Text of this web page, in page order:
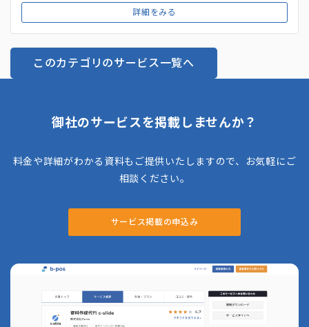
詳細をみる
このカテゴリのサービス一覧へ
御社のサービスを掲載しませんか？
料金や詳細がわかる資料もご提供いたしますので、お気軽にご
相談ください。
サービス掲載の申込み